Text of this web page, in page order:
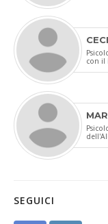
con il
SEGUICI